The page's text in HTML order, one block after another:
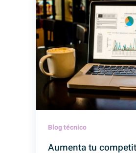
Blog técnico
Aumenta tu